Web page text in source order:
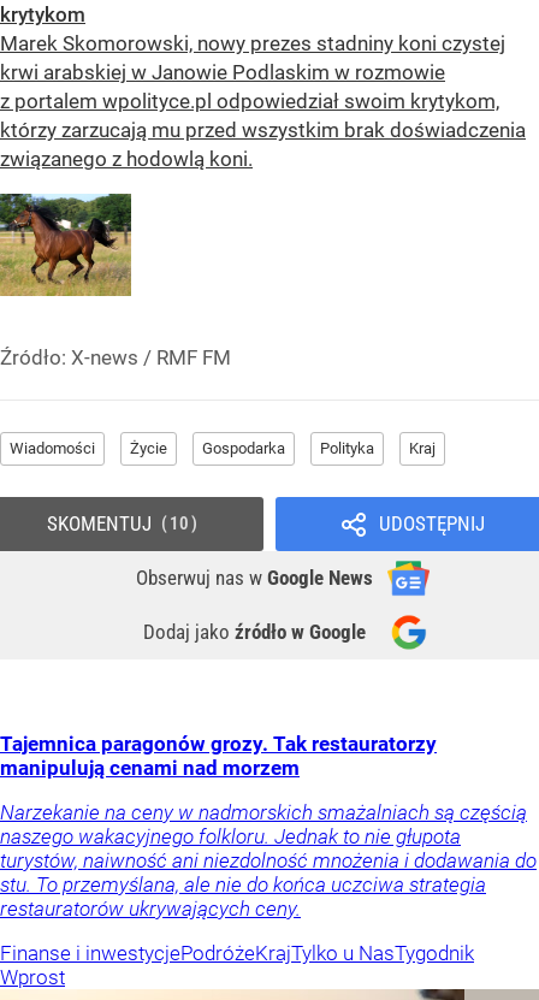
krytykom
Marek Skomorowski, nowy prezes stadniny koni czystej
krwi arabskiej w Janowie Podlaskim w rozmowie
z portalem wpolityce.pl odpowiedział swoim krytykom,
którzy zarzucają mu przed wszystkim brak doświadczenia
związanego z hodowlą koni.
Źródło: X-news / RMF FM
Wiadomości Życie Gospodarka Polityka Kraj
UDOSTĘPNIJ
Obserwuj nas w Google News
Dodaj jako źródło w Google
SKOMENTUJ 10
Tajemnica paragonów grozy. Tak restauratorzy
manipulują cenami nad morzem
Narzekanie na ceny w nadmorskich smażalniach są częścią
naszego wakacyjnego folkloru. Jednak to nie głupota
turystów, naiwność ani niezdolność mnożenia i dodawania do
stu. To przemyślana, ale nie do końca uczciwa strategia
restauratorów ukrywających ceny.
Finanse i inwestycjePodróżeKrajTylko u NasTygodnik
Wprost